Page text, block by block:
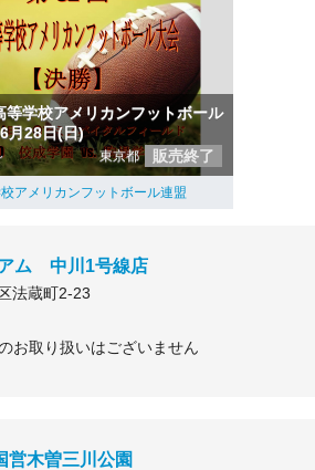
等学校アメリカンフットボール
月28日(日)
東京都 販売終了
アメリカンフットボール連盟
ム 中川1号線店
法蔵町2-23
お取り扱いはございません
木曽三川公園